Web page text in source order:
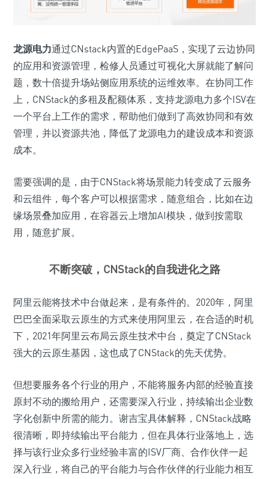
龙源电力通过CNstack内置的EdgePaaS，实现了云边协同
的应用和资源管理，检修人员通过可视化大屏就能了解问
题，数十倍提升场站侧应用系统的运维效率。在协同工作
上，CNStack的多租及配额体系，支持龙源电力多个ISV在
一个平台上工作的需求，帮助他们做到了高效协同和有效
管理，并以资源共池，降低了龙源电力的建设成本和资源
成本。
需要强调的是，由于CNStack将场景能力转变成了云服务
和云组件，每个客户可以根据需求，随意组合，比如在边
缘场景叠加应用，在容器云上增加AI模块，做到按需取
用，随意扩展。
不断突破，CNStack的自我进化之路
阿里云能将技术中台做起来，是有条件的。2020年，阿里
巴巴全面采取云原生的方式来使用阿里云，在合适的时机
下，2021年阿里云布局云原生技术中台，奠定了CNStack
强大的云原生基因，这也成了CNStack的先天优势。
但想要服务各个行业的用户，不能将服务内部的经验直接
原封不动的搬给用户，还需要深入行业，持续输出企业数
字化创新中所需的能力。谢吉宝具体解释，CNStack战略
很清晰，即持续输出平台能力，但在具体行业落地上，选
择与该行业众多行业经验丰富的ISV厂商、合作伙伴一起
深入行业，将自己的平台能力与合作伙伴的行业能力相互